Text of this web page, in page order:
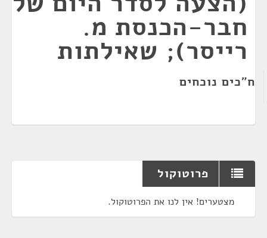
חבר-הכנסת מ.
רייסר); שאילתות
ח"כים נוכחים
פרוטוקול
מצטערים! אין לנו את הפרוטוקול.